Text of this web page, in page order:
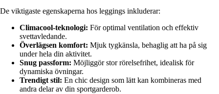
De viktigaste egenskaperna hos leggings inkluderar:
Climacool-teknologi: För optimal ventilation och effektiv
svettavledande.
Överlägsen komfort: Mjuk tygkänsla, behaglig att ha på sig
under hela din aktivitet.
Snug passform: Möjliggör stor rörelsefrihet, idealisk för
dynamiska övningar.
Trendigt stil: En chic design som lätt kan kombineras med
andra delar av din sportgarderob.